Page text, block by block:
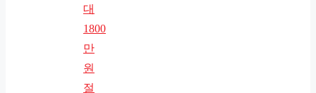
대
1800
만
원
절